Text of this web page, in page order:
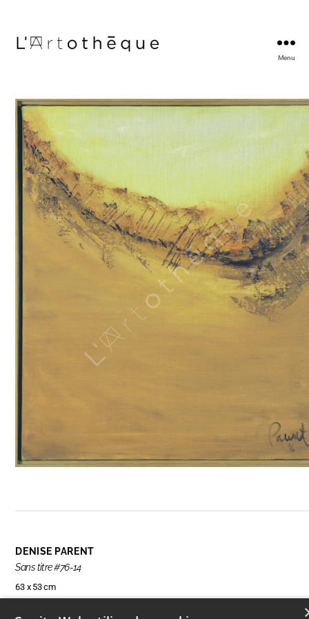
Menu
DENISE PARENT
Sans titre #76-14
63 x 53 cm